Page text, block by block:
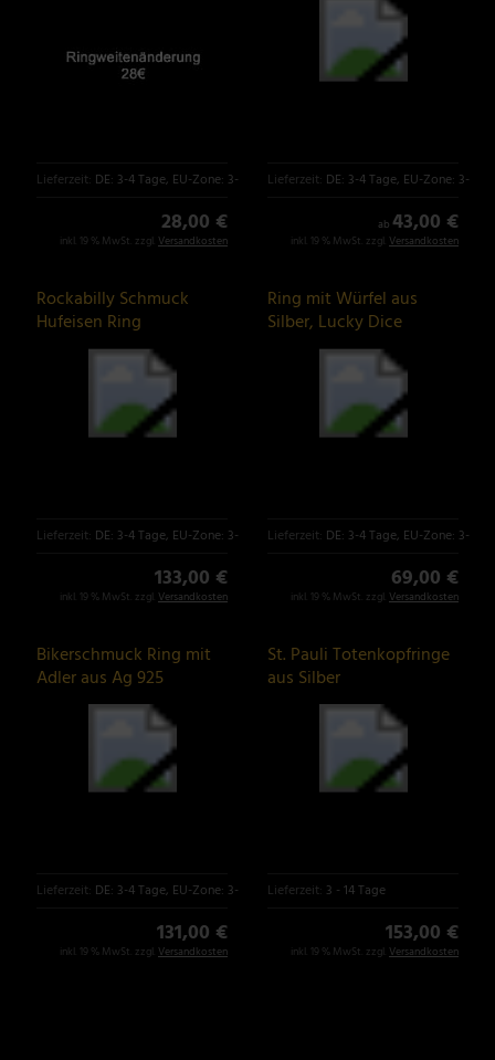
Lieferzeit: DE: 3-4 Tage, EU-Zone: 3-6 Tage
28,00 €
inkl. 19 % MwSt. zzgl. Versandkosten
Lieferzeit: DE: 3-4 Tage, EU-Zone: 3-6
ab 43,00 €
inkl. 19 % MwSt. zzgl. Versandkosten
Rockabilly Schmuck
Hufeisen Ring
Lieferzeit: DE: 3-4 Tage, EU-Zone: 3-6 Tage
133,00 €
inkl. 19 % MwSt. zzgl. Versandkosten
Ring mit Würfel aus
Silber, Lucky Dice
Lieferzeit: DE: 3-4 Tage, EU-Zone: 3-6
69,00 €
inkl. 19 % MwSt. zzgl. Versandkosten
Bikerschmuck Ring mit
Adler aus Ag 925
Sterlingsilber
Lieferzeit: DE: 3-4 Tage, EU-Zone: 3-6 Tage
131,00 €
inkl. 19 % MwSt. zzgl. Versandkosten
St. Pauli Totenkopfringe
aus Silber
Lieferzeit: 3 - 14 Tage
153,00 €
inkl. 19 % MwSt. zzgl. Versandkosten